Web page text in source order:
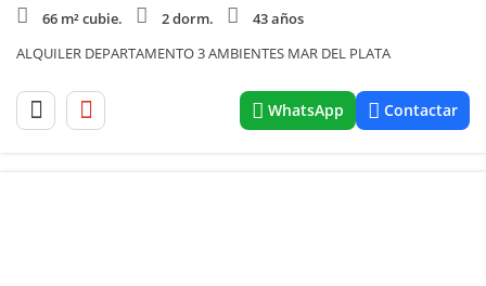
66 m² cubie.
2 dorm.
43 años
ALQUILER DEPARTAMENTO 3 AMBIENTES MAR DEL PLATA
WhatsApp Contactar